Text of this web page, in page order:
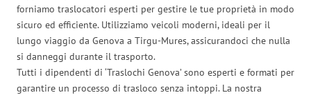
forniamo traslocatori esperti per gestire le tue proprietà in modo
sicuro ed efficiente. Utilizziamo veicoli moderni, ideali per il
lungo viaggio da Genova a Tirgu-Mures, assicurandoci che nulla
si danneggi durante il trasporto.
Tutti i dipendenti di ‘Traslochi Genova’ sono esperti e formati per
garantire un processo di trasloco senza intoppi. La nostra